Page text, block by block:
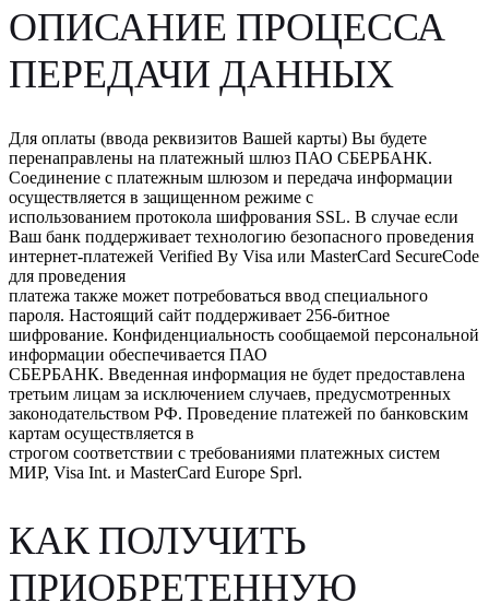
ОПИСАНИЕ ПРОЦЕССА
ПЕРЕДАЧИ ДАННЫХ
Для оплаты (ввода реквизитов Вашей карты) Вы будете
перенаправлены на платежный шлюз ПАО СБЕРБАНК.
Соединение с платежным шлюзом и передача информации
осуществляется в защищенном режиме с
использованием протокола шифрования SSL. В случае если
Ваш банк поддерживает технологию безопасного проведения
интернет-платежей Verified By Visa или MasterCard SecureCode
для проведения
платежа также может потребоваться ввод специального
пароля. Настоящий сайт поддерживает 256-битное
шифрование. Конфиденциальность сообщаемой персональной
информации обеспечивается ПАО
СБЕРБАНК. Введенная информация не будет предоставлена
третьим лицам за исключением случаев, предусмотренных
законодательством РФ. Проведение платежей по банковским
картам осуществляется в
строгом соответствии с требованиями платежных систем
МИР, Visa Int. и MasterCard Europe Sprl.
КАК ПОЛУЧИТЬ
ПРИОБРЕТЕННУЮ